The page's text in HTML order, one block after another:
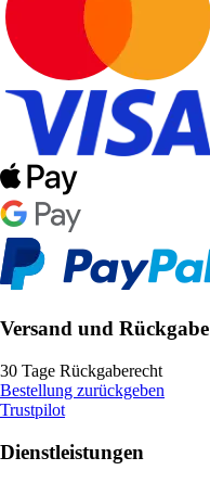
Versand und Rückgabe
30 Tage Rückgaberecht
Bestellung zurückgeben
Trustpilot
Dienstleistungen